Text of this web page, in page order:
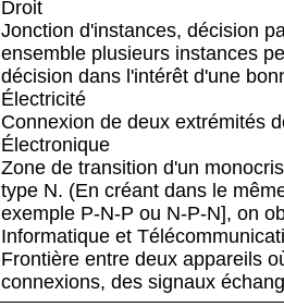
Droit
Jonction d'instances, décision
ensemble plusieurs instances
décision dans l'intérêt d'une
Électricité
Connexion de deux extrémités
Électronique
Zone de transition d'un
type N. (En créant dans le
exemple P-N-P ou N-P-N], on
Informatique et
Frontière entre deux appareils
connexions, des signaux